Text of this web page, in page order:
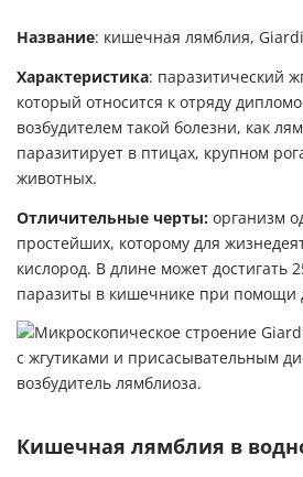
Название: кишечная лямблия,
Характеристика: паразитический
который относится к отряду
возбудителем такой болезни, как
паразитирует в птицах, крупном
животных.
Отличительные черты: организм
простейших, которому для
кислород. В длине может достигать
паразиты в кишечнике при помощи
Кишечная лямблия в